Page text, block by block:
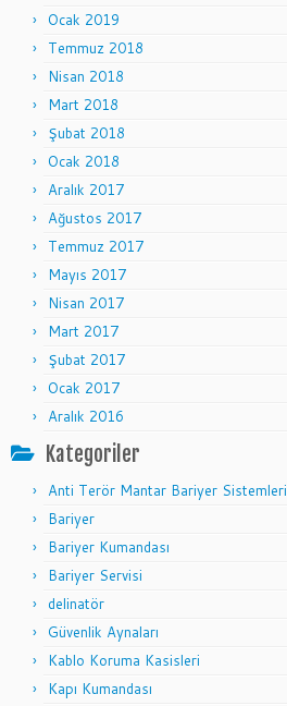
Ocak 2019
Temmuz 2018
Nisan 2018
Mart 2018
Şubat 2018
Ocak 2018
Aralık 2017
Ağustos 2017
Temmuz 2017
Mayıs 2017
Nisan 2017
Mart 2017
Şubat 2017
Ocak 2017
Aralık 2016
Kategoriler
Anti Terör Mantar Bariyer Sistemleri
Bariyer
Bariyer Kumandası
Bariyer Servisi
delinatör
Güvenlik Aynaları
Kablo Koruma Kasisleri
Kapı Kumandası